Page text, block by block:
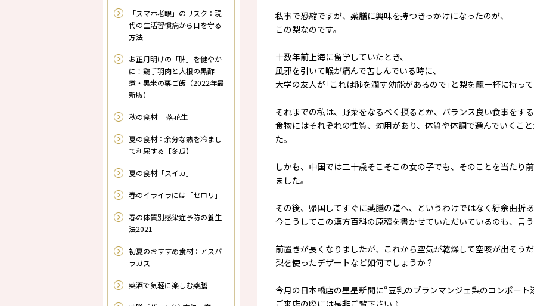
私事で恐縮ですが、薬膳に興味を持つきっかけになったのが、
この梨なのです。
十数年前上海に留学していたとき、
風邪を引いて喉が痛んで苦しんでいる時に、
大学の友人が｢これは肺を潤す効能があるので｣と梨を籠一杯に持っ
それまでの私は、野菜をなるべく摂るとか、バランス良い食事をす
食物にはそれぞれの性質、効用があり、体質や体調で選んでいくこ
た。
しかも、中国では二十歳そこそこの女の子でも、そのことを当たり
ました。
その後、帰国してすぐに薬膳の道へ、というわけではなく紆余曲折
今こうしてこの漢方百科の原稿を書かせていただいているのも、言
前置きが長くなりましたが、これから空気が乾燥して空咳が出そう
梨を使ったデザートなど如何でしょうか？
今月の日本橋店の星星新聞に“豆乳のブランマンジェ梨のコンポー
ご来店の際には是非ご覧下さい♪
「スマホ老眼」のリスク：現
代の生活習慣病から目を守る
方法
お正月明けの「脾」を健やか
に！鶏手羽肉と大根の黒酢
煮・黒米の栗ご飯（2022年最
新版）
秋の食材 落花生
夏の食材：余分な熱を冷まし
て利尿する【冬瓜】
夏の食材「スイカ」
春のイライラには「セロリ」
春の体質別感染症予防の養生
法2021
初夏のおすすめ食材：アスパ
ラガス
薬酒で気軽に楽しむ薬膳